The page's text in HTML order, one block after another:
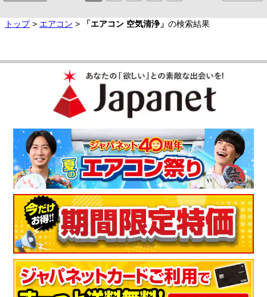
トップ> エアコン > 「エアコン 空気清浄」 の検索結果